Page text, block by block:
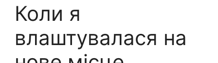
Коли я
влаштувалася на